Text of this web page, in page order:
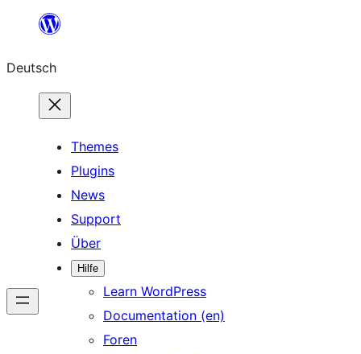
springen
Deutsch
Themes
Plugins
News
Support
Über
Hilfe
Learn WordPress
Documentation (en)
Foren